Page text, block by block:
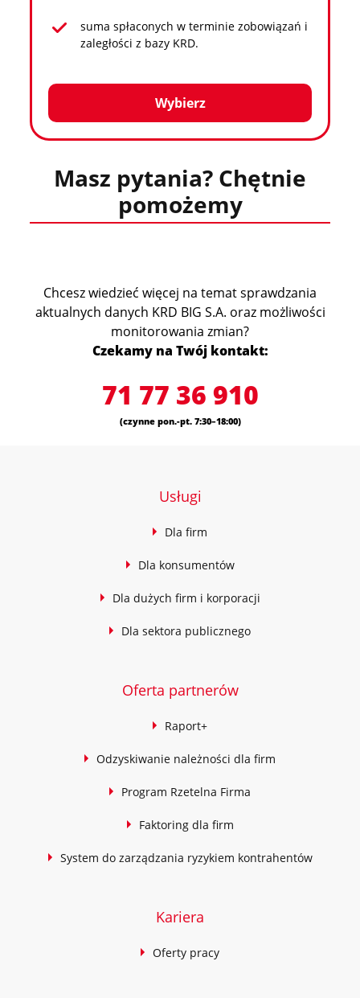
suma spłaconych w terminie zobowiązań i
zaległości z bazy KRD.
Wybierz
Masz pytania? Chętnie
pomożemy
Chcesz wiedzieć więcej na temat sprawdzania
aktualnych danych KRD BIG S.A. oraz możliwości
monitorowania zmian?
Czekamy na Twój kontakt:
71 77 36 910
(czynnepon.-pt. 7:30–18:00)
Usługi
Dla firm
Dla konsumentów
Dla dużych firm i korporacji
Dla sektora publicznego
Oferta partnerów
Raport+
Odzyskiwanie należności dla firm
Program Rzetelna Firma
Faktoring dla firm
System do zarządzania ryzykiem kontrahentów
Kariera
Oferty pracy